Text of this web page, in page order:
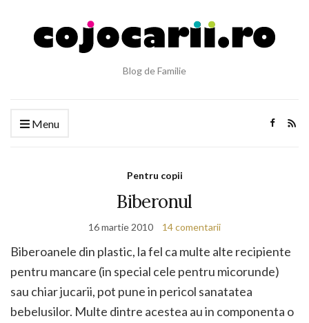
Blog de Familie
Menu
Pentru copii
Biberonul
16 martie 2010 14 comentarii
Biberoanele din plastic, la fel ca multe alte recipiente
pentru mancare (in special cele pentru micorunde)
sau chiar jucarii, pot pune in pericol sanatatea
bebelusilor. Multe dintre acestea au in componenta o